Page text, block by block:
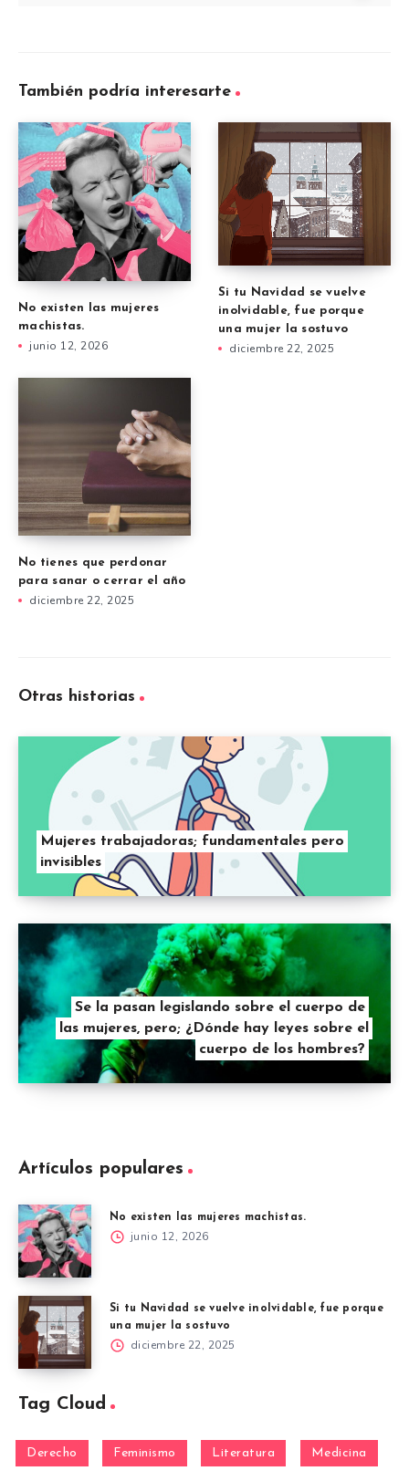
También podría interesarte
No existen las mujeres
machistas.
junio 12, 2026
Si tu Navidad se vuelve
inolvidable, fue porque
una mujer la sostuvo
diciembre 22, 2025
No tienes que perdonar
para sanar o cerrar el año
diciembre 22, 2025
Otras historias
Mujeres trabajadoras; fundamentales pero
invisibles
Se la pasan legislando sobre el cuerpo de
las mujeres, pero; ¿Dónde hay leyes sobre el
cuerpo de los hombres?
Artículos populares
No existen las mujeres machistas.
junio 12, 2026
Si tu Navidad se vuelve inolvidable, fue porque
una mujer la sostuvo
diciembre 22, 2025
Tag Cloud
Derecho Feminismo Literatura Medicina